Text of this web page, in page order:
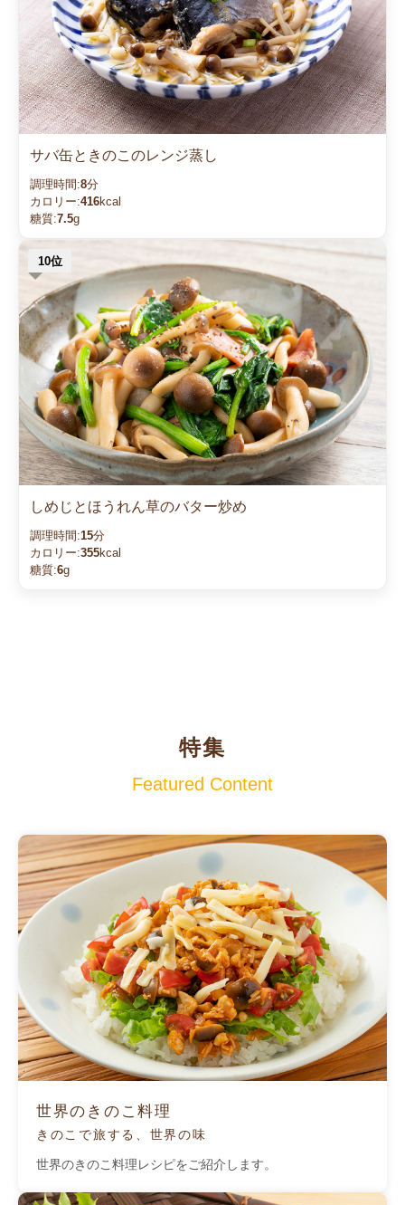
サバ缶ときのこのレンジ蒸し
調理時間:8分
カロリー:416kcal
糖質:7.5g
しめじとほうれん草のバター炒め
調理時間:15分
カロリー:355kcal
糖質:6g
特集
Featured Content
世界のきのこ料理
きのこで旅する、世界の味
世界のきのこ料理レシピをご紹介します。